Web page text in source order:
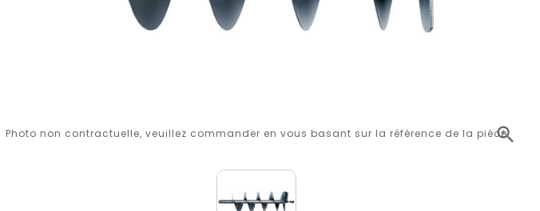

Photo non contractuelle, veuillez commander en vous basant sur la référence de la pièce